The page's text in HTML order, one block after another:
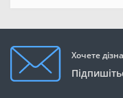
Хочете